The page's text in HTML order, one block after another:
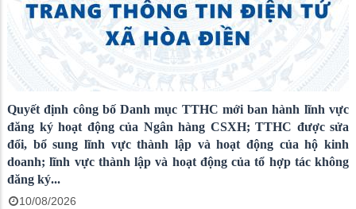
Quyết định công bố Danh mục TTHC mới ban hành lĩnh vực
đăng ký hoạt động của Ngân hàng CSXH; TTHC được sửa
đổi, bổ sung lĩnh vực thành lập và hoạt động của hộ kinh
doanh; lĩnh vực thành lập và hoạt động của tổ hợp tác không
đăng ký...
10/08/2026